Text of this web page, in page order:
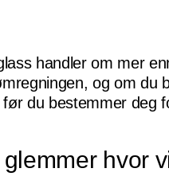
handler om mer
og om du
du bestemmer deg
hvor